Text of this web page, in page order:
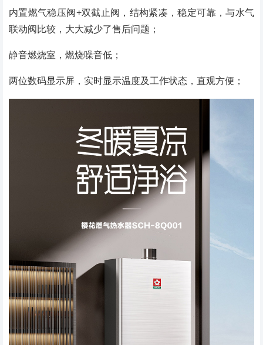
内置燃气稳压阀+双截止阀，结构紧凑，稳定可靠，与水气
联动阀比较，大大减少了售后问题；
静音燃烧室，燃烧噪音低；
两位数码显示屏，实时显示温度及工作状态，直观方便；